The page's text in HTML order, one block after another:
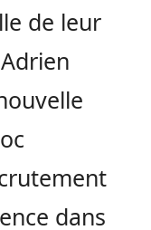
de leur
dans